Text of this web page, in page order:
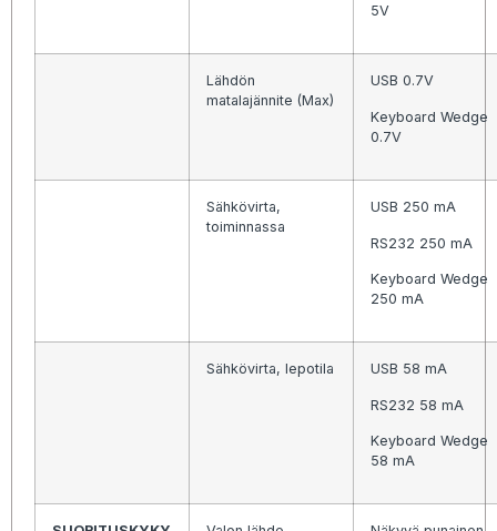
5V
Lähdön
matalajännite (Max)
USB 0.7V
Keyboard Wedge
0.7V
Sähkövirta,
toiminnassa
USB 250 mA
RS232 250 mA
Keyboard Wedge
250 mA
Sähkövirta, lepotila USB 58 mA
RS232 58 mA
Keyboard Wedge
58 mA